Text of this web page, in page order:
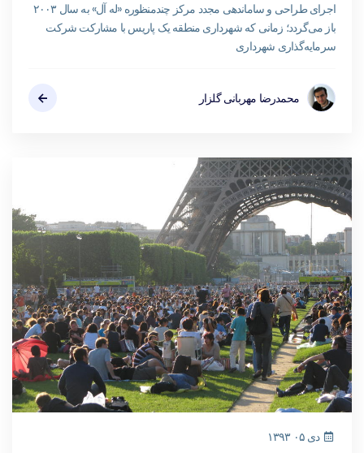
اجرای طراحی و ساماندهی مجدد مرکز چند‌منظوره «له آل» به سال ۲۰۰۳
باز می‌گردد؛ زمانی که شهرداری منطقه یک پاریس با مشارکت شرکت
سرمایه‌گذاری شهرداری
محمدرضا مهربانی گلزار
دی ۰۵ ۱۳۹۳